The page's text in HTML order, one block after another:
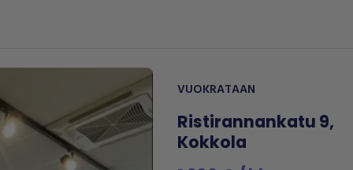
VUOKRATAAN
Ristirannankatu 9,
Kokkola